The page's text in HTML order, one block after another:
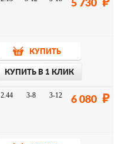
5 730
КУПИТЬ
КУПИТЬ В 1 КЛИК
2.44 3-8 3-12 6 080